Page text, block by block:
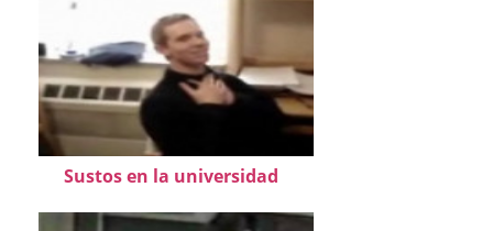
Sustos en la universidad